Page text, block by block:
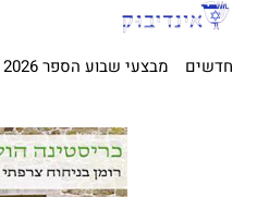
חדשים מבצעי שבוע הספר 2026